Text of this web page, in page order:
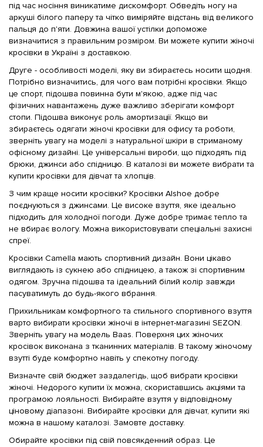
під час носіння виникатиме дискомфорт. Обведіть ногу на
аркуші білого паперу та чітко виміряйте відстань від великого
пальця до п'яти. Довжина вашої устілки допоможе
визначитися з правильним розміром. Ви можете купити жіночі
кросівки в Україні з доставкою.
Друге - особливості моделі, яку ви збираєтесь носити щодня.
Потрібно визначитись, для чого вам потрібні кросівки. Якщо
це спорт, підошва повинна бути м'якою, адже під час
фізичних навантажень дуже важливо зберігати комфорт
стопи. Підошва виконує роль амортизації. Якщо ви
збираєтесь одягати жіночі кросівки для офису та роботи,
зверніть увагу на моделі з натуральної шкіри в стриманому
офісному дизайні. Це універсальні вироби, що підходять під
брюки, джинси або спідницю. В каталозі ви можете вибрати та
купити кросівки для дівчат та хлопців.
З чим краще носити кросівки? Кросівки Alshoe добре
поєднуються з джинсами. Це високе взуття, яке ідеально
підходить для холодної погоди. Дуже добре тримає тепло та
не вбирає вологу. Можна використовувати спеціальні захисні
спреї.
Кросівки Camella мають спортивний дизайн. Вони цікаво
виглядають із сукнею або спідницею, а також зі спортивним
одягом. Зручна підошва та ідеальний білий колір завжди
пасуватимуть до будь-якого вбрання.
Прихильникам комфортного та стильного спортивного взуття
варто вибирати кросівки жіночі в інтернет-магазині SEZON.
Зверніть увагу на модель Baas. Поверхня цих жіночих
кросівок виконана з тканинних матеріалів. В такому жіночому
взутті буде комфортно навіть у спекотну погоду.
Визначте свій бюджет заздалегідь, щоб вибрати кросівки
жіночі. Недорого купити їх можна, скориставшись акціями та
програмою лояльності. Вибирайте взуття у відповідному
ціновому діапазоні. Вибирайте кросівки для дівчат, купити які
можна в нашому каталозі. Замовте доставку.
Обирайте кросівки під свій повсякденний образ. Це